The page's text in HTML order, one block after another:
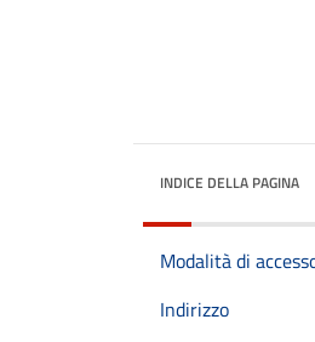
INDICE DELLA PAGINA
Modalità di
Indirizzo